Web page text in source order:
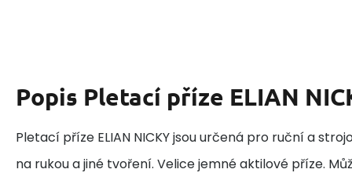
Popis Pletací příze ELIAN
Pletací příze ELIAN NICKY jsou určená pro ruční a
na rukou a jiné tvoření. Velice jemné aktilové příze.